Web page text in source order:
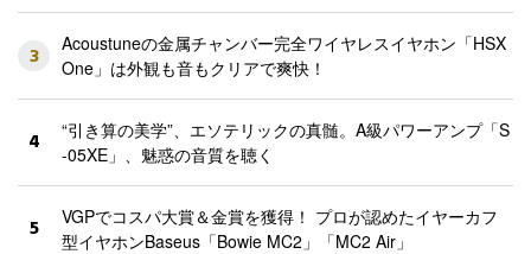
3
Acoustuneの金属チャンバー完全ワイヤレスイヤホン「HSX
One」は外観も音もクリアで爽快！
4
“引き算の美学”、エソテリックの真髄。A級パワーアンプ「S
-05XE」、魅惑の音質を聴く
5
VGPでコスパ大賞＆金賞を獲得！ プロが認めたイヤーカフ
型イヤホンBaseus「Bowie MC2」「MC2 Air」